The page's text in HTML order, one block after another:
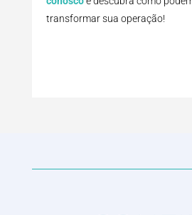
transformar sua operação!